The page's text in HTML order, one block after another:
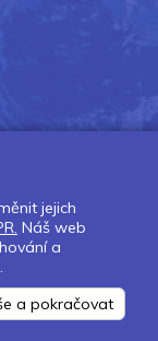
jejich
Náš web
a
a pokračovat